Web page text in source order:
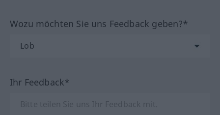
Wozu möchten Sie uns Feedback geben?*
Ihr Feedback*